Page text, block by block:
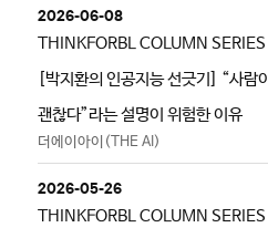
2026-06-08
THINKFORBL COLUMN SERIES
[박지환의 인공지능 선긋기] “사람
괜찮다”라는 설명이 위험한 이유
더에이아이(THE AI)
2026-05-26
THINKFORBL COLUMN SERIES